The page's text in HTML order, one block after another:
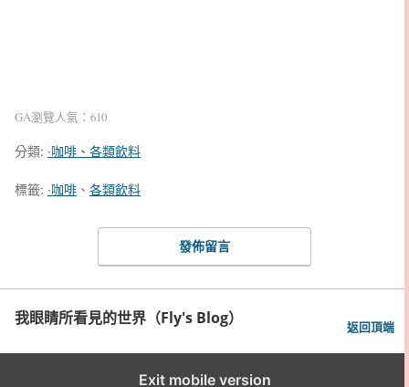
GA瀏覽人氣：610
分類: ‧咖啡、各類飲料
標籤: ‧咖啡 、 各類飲料
發佈留言
我眼睛所看見的世界（Fly's Blog） 返回頂端
Exit mobile version